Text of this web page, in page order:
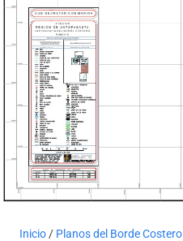
Inicio / Planos del Borde Costero